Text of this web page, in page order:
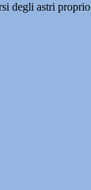
degli astri